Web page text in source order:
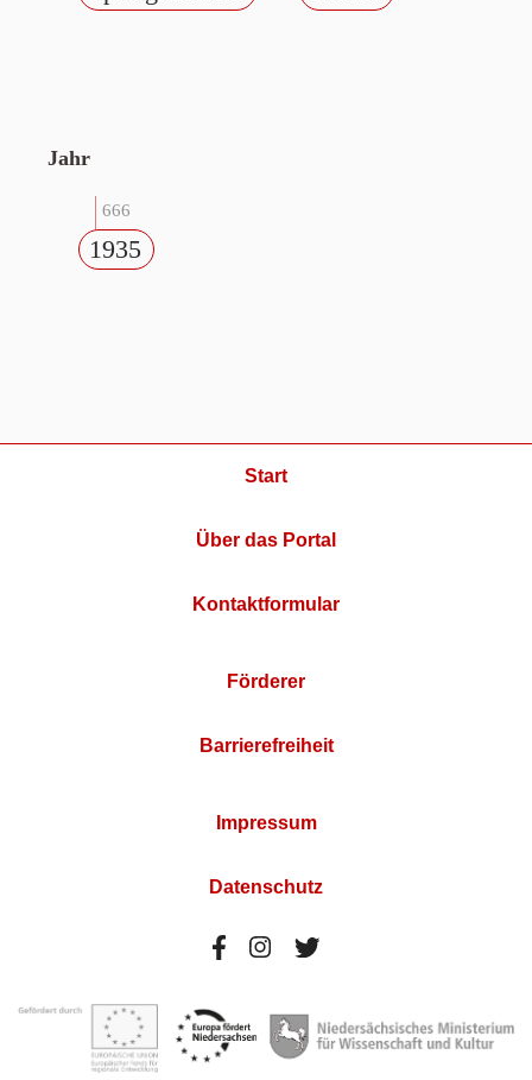
Jahr
666
1935
Start
Über das Portal
Kontaktformular
Förderer
Barrierefreiheit
Impressum
Datenschutz